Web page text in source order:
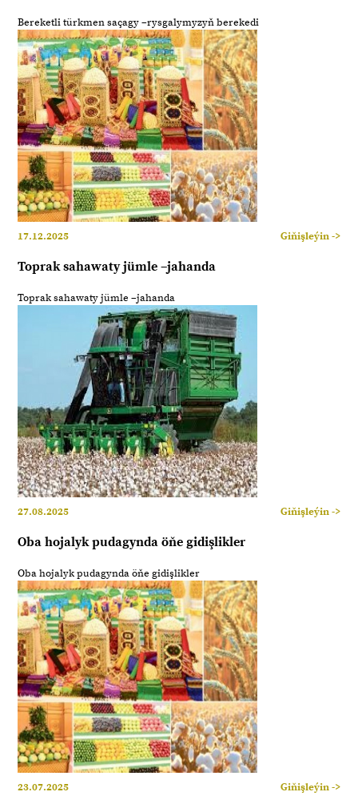
Bereketli türkmen saçagy –rysgalymyzyň berekedi
17.12.2025 Giňişleýin ->
Toprak sahawaty jümle –jahanda
Toprak sahawaty jümle –jahanda
27.08.2025 Giňişleýin ->
Oba hojalyk pudagynda öňe gidişlikler
Oba hojalyk pudagynda öňe gidişlikler
23.07.2025 Giňişleýin ->